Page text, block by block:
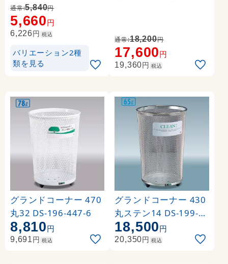
)
通常:5,840円
5,660円
6,226円 税込
バリエーション2種
類を見る
通常:18,200円
17,600円
19,360円 税込
グランドコーナー 470
丸32 DS-196-447-6
8,810円
9,691円 税込
グランドコーナー 430
丸ステン14 DS-199-3
43-0
18,500円
20,350円 税込